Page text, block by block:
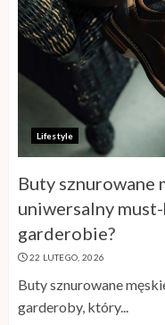
Lifestyle
Buty sznurowane
uniwersalny
garderobie?
22 LUTEGO, 2026
Buty sznurowane
garderoby, który...